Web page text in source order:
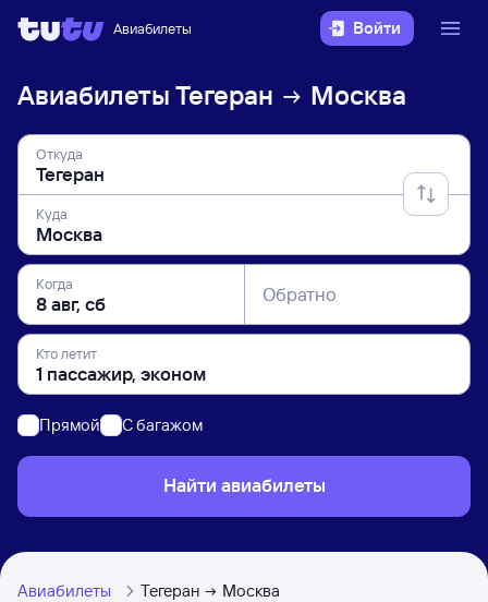
Авиабилеты Войти
Авиабилеты Тегеран Москва
Откуда
Куда
Когда Обратно
Кто летит
Прямой C багажом
Найти авиабилеты
Авиабилеты Тегеран Москва